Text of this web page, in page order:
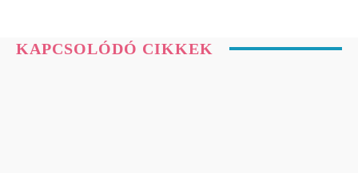
KAPCSOLÓDÓ CIKKEK